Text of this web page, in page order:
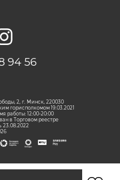
94 56
2, г. Минск, 220030
горисполкомом 19.03.2021
работы: 12:00-20:00
в Торговом реестре
23.08.2022